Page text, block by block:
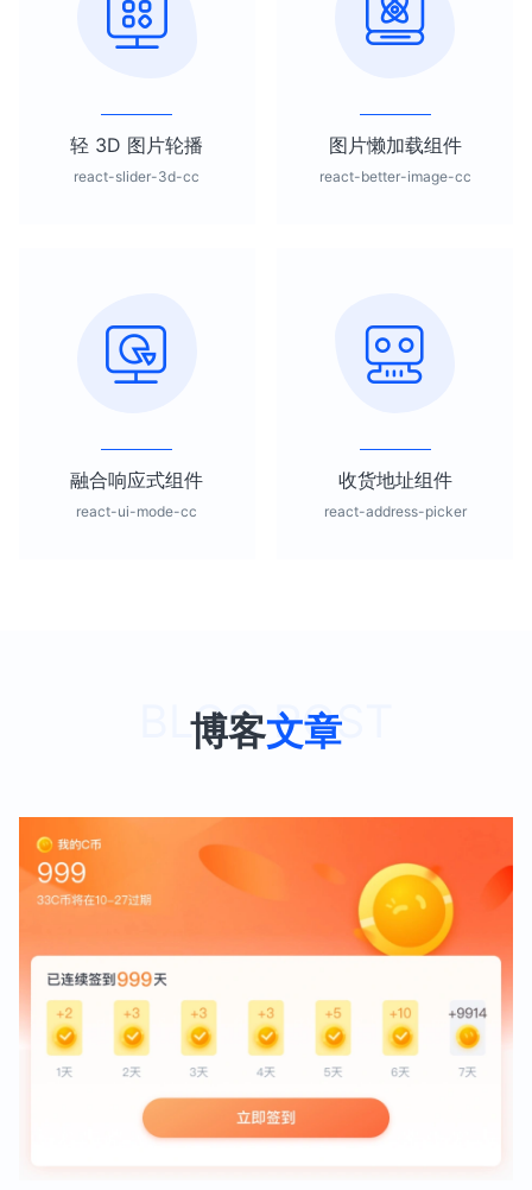
轻 3D 图片轮播
react-slider-3d-cc
图片懒加载组件
react-better-image-cc
融合响应式组件
react-ui-mode-cc
收货地址组件
react-address-picker
博客文章